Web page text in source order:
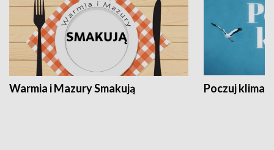
Warmia i Mazury Smakują Poczuj klimat